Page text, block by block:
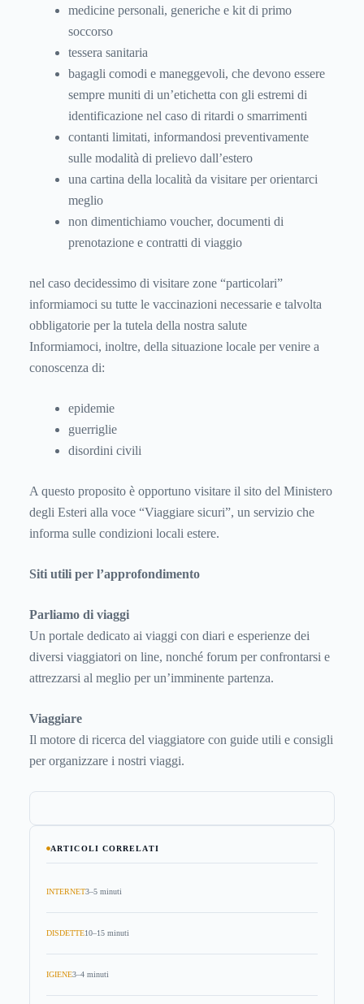
medicine personali, generiche e kit di primo
soccorso
tessera sanitaria
bagagli comodi e maneggevoli, che devono essere
sempre muniti di un’etichetta con gli estremi di
identificazione nel caso di ritardi o smarrimenti
contanti limitati, informandosi preventivamente
sulle modalità di prelievo dall’estero
una cartina della località da visitare per orientarci
meglio
non dimentichiamo voucher, documenti di
prenotazione e contratti di viaggio
nel caso decidessimo di visitare zone “particolari”
informiamoci su tutte le vaccinazioni necessarie e talvolta
obbligatorie per la tutela della nostra salute
Informiamoci, inoltre, della situazione locale per venire a
conoscenza di:
epidemie
guerriglie
disordini civili
A questo proposito è opportuno visitare il sito del Ministero
degli Esteri alla voce “Viaggiare sicuri”, un servizio che
informa sulle condizioni locali estere.
Siti utili per l’approfondimento
Parliamo di viaggi
Un portale dedicato ai viaggi con diari e esperienze dei
diversi viaggiatori on line, nonché forum per confrontarsi e
attrezzarsi al meglio per un’imminente partenza.
Viaggiare
Il motore di ricerca del viaggiatore con guide utili e consigli
per organizzare i nostri viaggi.
ARTICOLI CORRELATI
INTERNET3–5 minuti
DISDETTE10–15 minuti
IGIENE3–4 minuti